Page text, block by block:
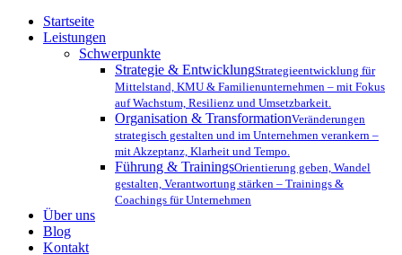
Close
Menu
Startseite
Leistungen
Schwerpunkte
Strategie & EntwicklungStrategieentwicklung für
Mittelstand, KMU & Familienunternehmen – mit Fokus
auf Wachstum, Resilienz und Umsetzbarkeit.
Organisation & TransformationVeränderungen
strategisch gestalten und im Unternehmen verankern –
mit Akzeptanz, Klarheit und Tempo.
Führung & TrainingsOrientierung geben, Wandel
gestalten, Verantwortung stärken – Trainings &
Coachings für Unternehmen
Über uns
Blog
Kontakt